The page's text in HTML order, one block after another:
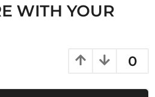
WITH YOUR
0